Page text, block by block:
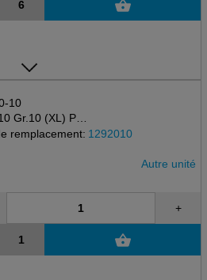
10
Gr.10 (XL) PVC
/ 0.3mm
remplacement: 1292010
Autre unité
+